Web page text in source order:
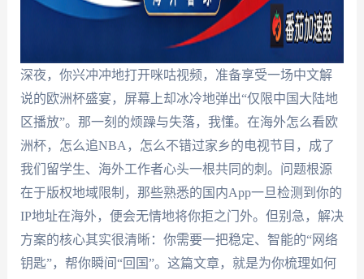
深夜，你兴冲冲地打开咪咕视频，准备享受一场中文解
说的欧洲杯盛宴，屏幕上却冰冷地弹出“仅限中国大陆地
区播放”。那一刻的烦躁与失落，我懂。在海外怎么看欧
洲杯，怎么追NBA，怎么不错过家乡的电视节目，成了
我们留学生、海外工作者心头一根共同的刺。问题根源
在于版权地域限制，那些熟悉的国内App一旦检测到你的
IP地址在海外，便会无情地将你拒之门外。但别急，解决
方案的核心其实很清晰：你需要一把稳定、智能的“网络
钥匙”，帮你瞬间“回国”。这篇文章，就是为你梳理如何